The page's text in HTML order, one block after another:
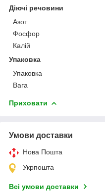
Діючі речовини
Азот
Фосфор
Калій
Упаковка
Упаковка
Вага
Приховати
Умови доставки
Нова Пошта
Укрпошта
Всі умови доставки